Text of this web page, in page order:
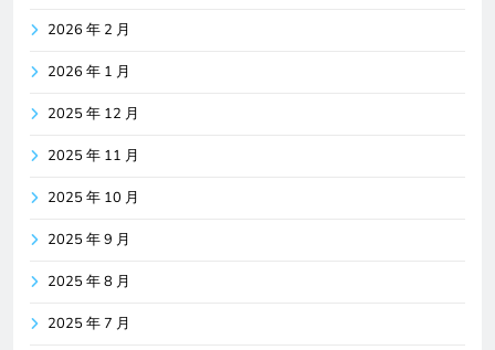
2026 年 2 月
2026 年 1 月
2025 年 12 月
2025 年 11 月
2025 年 10 月
2025 年 9 月
2025 年 8 月
2025 年 7 月